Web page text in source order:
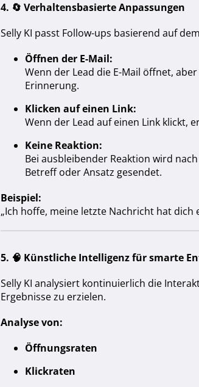
4. 🔄 Verhaltensbasierte Anpassungen
Selly KI passt Follow-ups basierend auf
Öffnen der E-Mail:
Wenn der Lead die E-Mail öffnet,
Erinnerung.
Klicken auf einen Link:
Wenn der Lead auf einen Link klickt,
Keine Reaktion:
Bei ausbleibender Reaktion wird
Betreff oder Ansatz gesendet.
Beispiel:
„Ich hoffe, meine letzte Nachricht hat dich
5. 🧠 Künstliche Intelligenz für smarte
Selly KI analysiert kontinuierlich die
Ergebnisse zu erzielen.
Analyse von:
Öffnungsraten
Klickraten